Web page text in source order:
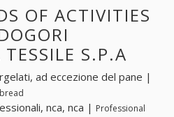
OF ACTIVITIES
S.P.A
ad eccezione del pane |
nca, nca | Professional